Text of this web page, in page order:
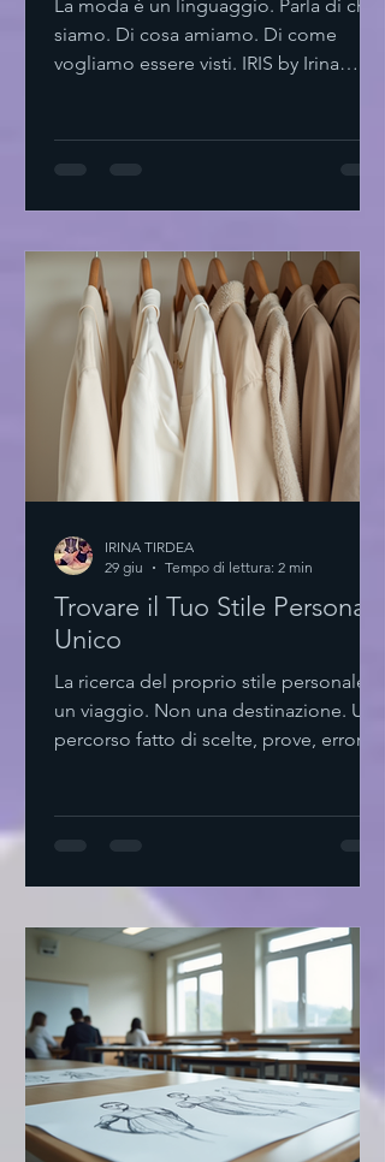
La moda è un linguaggio. Parla di chi
siamo. Di cosa amiamo. Di come
vogliamo essere visti. IRIS by Irina
unicità. L'essenza degli abiti di alta
È arte. È precisione. È passione. I
materiali sono scelti con cura. Le linee
sono pulite. Il design è essenziale.
Ogni dettaglio conta
Trovare il Tuo Stile Personale
Unico
La ricerca del proprio stile personale è
un viaggio. Non una destinazione. Un
percorso fatto di scelte, prove, errori.
mio agio? Non seguo mode. Cerco
ciò che risuona dentro. Provo. Mix di
colori. Texture diverse. Tagli semplici.
Non ho fretta. Il tempo è alleato.
Svuota il guardaroba. Tieni solo ciò
che ami. Agg
IRINA TIRDEA
29 giu
Tempo di lettura: 2 min